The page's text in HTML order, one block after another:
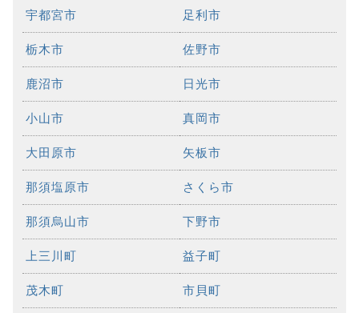
宇都宮市 足利市
栃木市 佐野市
鹿沼市 日光市
小山市 真岡市
大田原市 矢板市
那須塩原市 さくら市
那須烏山市 下野市
上三川町 益子町
茂木町 市貝町